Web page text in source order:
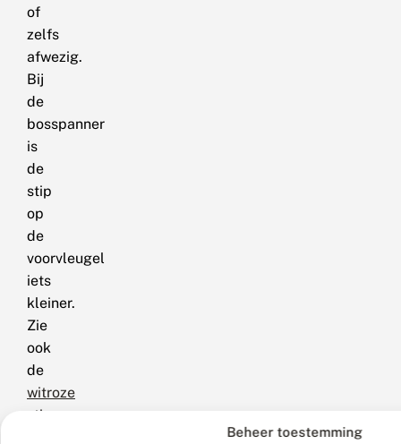
Beheer toestemming
of
zelfs
afwezig.
Bij
de
bosspanner
is
de
stip
op
de
voorvleugel
iets
kleiner.
Zie
ook
de
witroze
stipspanner